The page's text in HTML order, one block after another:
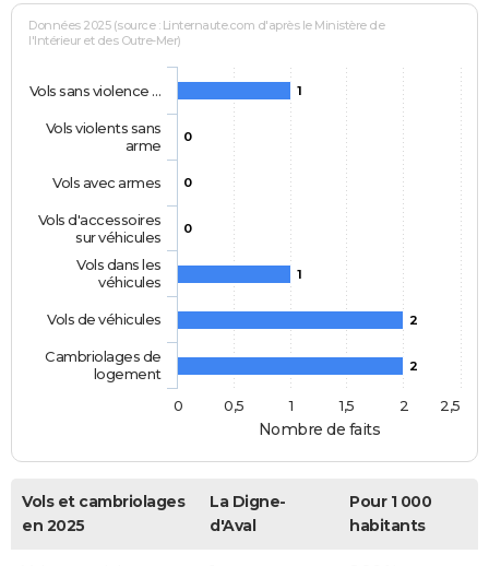
Nombre de faits
Données 2025 (source : Linternaute.com d'après le Ministère de
l'Intérieur et des Outre-Mer)
1
0
0
0
1
2
2
Vols sans violence …
Vols violents sans
arme
Vols avec armes
Vols d'accessoires
sur véhicules
Vols dans les
véhicules
Vols de véhicules
Cambriolages de
logement
0
0,5 1 1,5 2 2,5
Vols et cambriolages
en 2025
La Digne-
d'Aval
Pour 1 000
habitants